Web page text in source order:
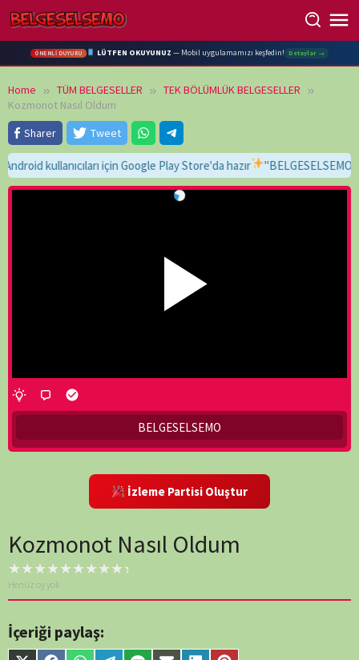
Skip
to
content
ÖNEMLİ DUYURU LÜTFEN OKUYUNUZ — Mobil uygulamamızı keşfedin! Detaylar →
Home TÜM BELGESELLER
TEK BÖLÜMLÜK BELGESELLER
Kozmonot Nasıl Oldum
Sharer
Tweet
kullanıcıları için Google Play Store'da hazır "BELGESELSEMO"
BELGESELSEMO
İzleme Partisi Oluştur
Kozmonot Nasıl Oldum
Henüz oy yok
İçeriği paylaş: